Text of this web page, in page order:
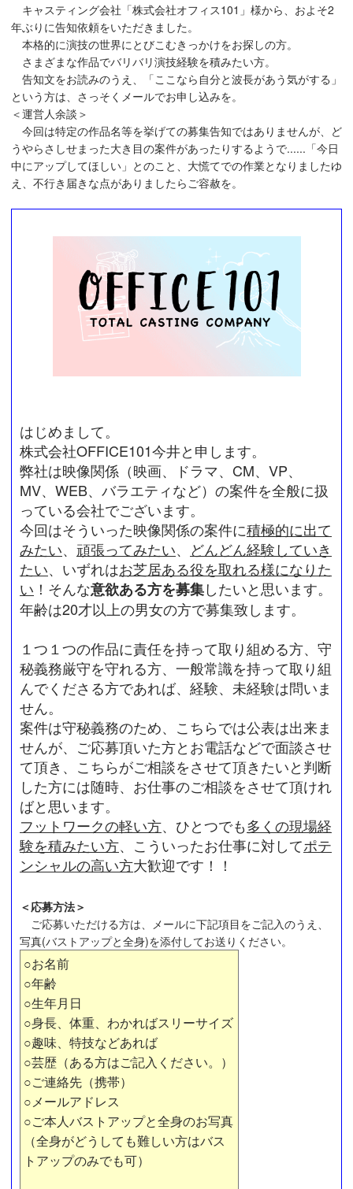
キャスティング会社「株式会社オフィス101」様から、およそ2
年ぶりに告知依頼をいただきました。
本格的に演技の世界にとびこむきっかけをお探しの方。
さまざまな作品でバリバリ演技経験を積みたい方。
告知文をお読みのうえ、「ここなら自分と波長があう気がする」
という方は、さっそくメールでお申し込みを。
＜運営人余談＞
今回は特定の作品名等を挙げての募集告知ではありませんが、ど
うやらさしせまった大き目の案件があったりするようで......「今日
中にアップしてほしい」とのこと、大慌てでの作業となりましたゆ
え、不行き届きな点がありましたらご容赦を。
はじめまして。
株式会社OFFICE101今井と申します。
弊社は映像関係（映画、ドラマ、CM、VP、
MV、WEB、バラエティなど）の案件を全般に扱
っている会社でございます。
今回はそういった映像関係の案件に積極的に出て
みたい、 頑張ってみたい、
どんどん経験していき
たい、いずれはお芝居ある役を取れる様になりた
い ！そんな意欲ある方を募集したいと思います。
年齢は20才以上の男女の方で募集致します。
１つ１つの作品に責任を持って取り組める方、守
秘義務厳守を守れる方、一般常識を持って取り組
んでくださる方であれば、経験、未経験は問いま
せん。
案件は守秘義務のため、こちらでは公表は出来ま
せんが、ご応募頂いた方とお電話などで面談させ
て頂き、こちらがご相談をさせて頂きたいと判断
した方には随時、お仕事のご相談をさせて頂けれ
ばと思います。
フットワークの軽い方、ひとつでも多くの現場経
験を積みたい方、こういったお仕事に対してポテ
ンシャルの高い方大歓迎です！！
＜応募方法＞
ご応募いただける方は、メールに下記項目をご記入のうえ、
写真(バストアップと全身)を添付してお送りください。